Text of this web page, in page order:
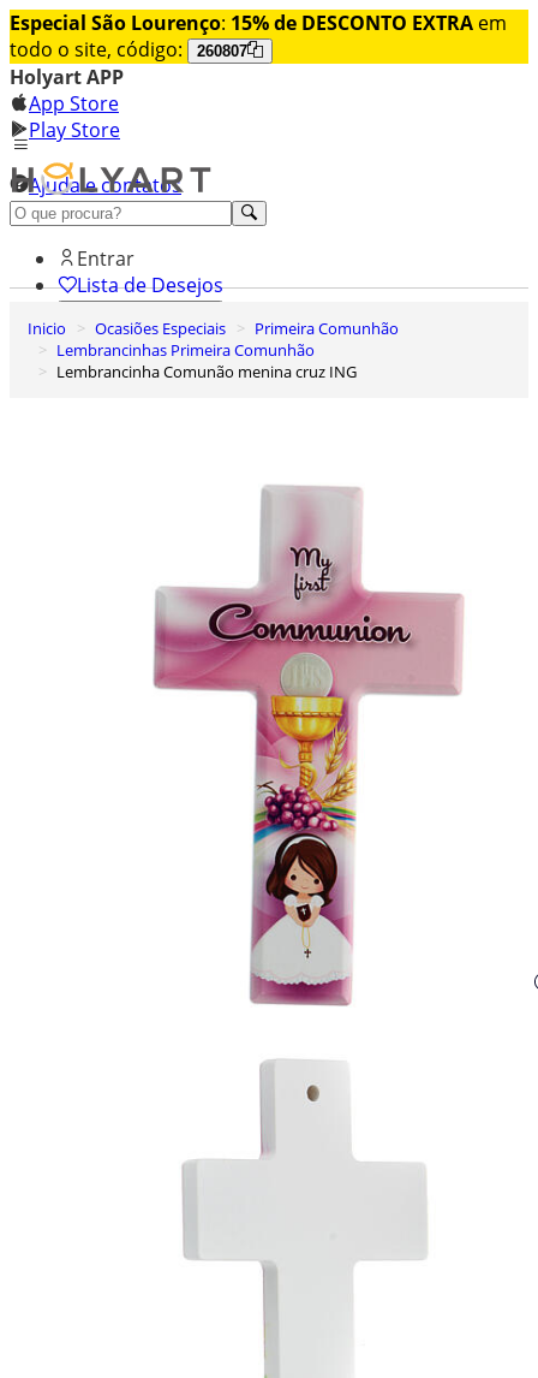
Especial São Lourenço: 15% de DESCONTO EXTRA em
todo o site, código:
260807
Holyart APP
App Store
Play Store
Ajuda e contatos
Conheça premium
Entrar
Lista de Desejos
0
Carrinho de Compras
Inicio Ocasiões Especiais
Primeira Comunhão
Lembrancinhas Primeira Comunhão
Lembrancinha Comunão menina cruz ING